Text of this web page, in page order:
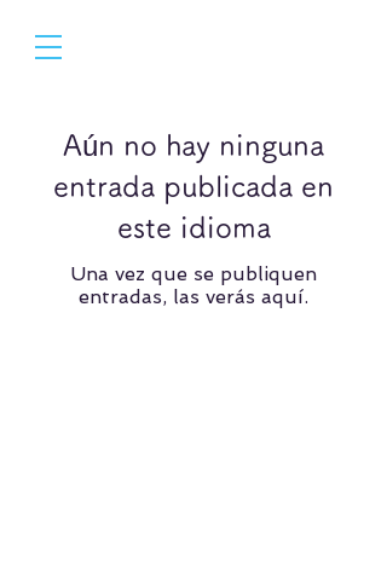
Aún no hay ninguna
entrada publicada en
este idioma
Una vez que se publiquen
entradas, las verás aquí.